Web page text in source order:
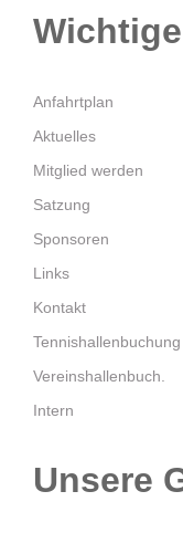
Anfahrtplan
Aktuelles
Mitglied werden
Satzung
Sponsoren
Links
Kontakt
Tennishallenbuchung
Vereinshallenbuch.
Intern
Unsere